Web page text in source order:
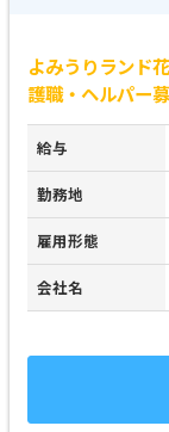
よみうりランド
護職・ヘルパー
給与
勤務地
雇用形態
会社名